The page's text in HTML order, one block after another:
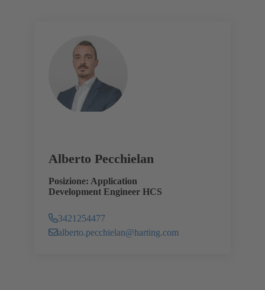
Alberto Pecchielan
Posizione: Application
Development Engineer HCS
3421254477
alberto.pecchielan@harting.com